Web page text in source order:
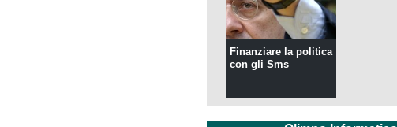
Finanziare la politica
con gli Sms